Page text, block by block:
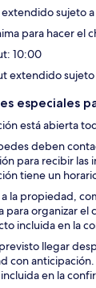
sujeto
para hacer el
10:00
extendido
especiales
está abierta
deben
para recibir las
tiene un
la propiedad,
para organizar el
incluida en la
llegar
con
en la